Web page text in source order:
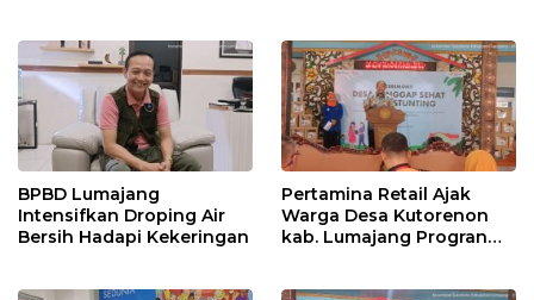
BPBD Lumajang
Intensifkan Droping Air
Bersih Hadapi Kekeringan
Pertamina Retail Ajak
Warga Desa Kutorenon
kab. Lumajang Progran